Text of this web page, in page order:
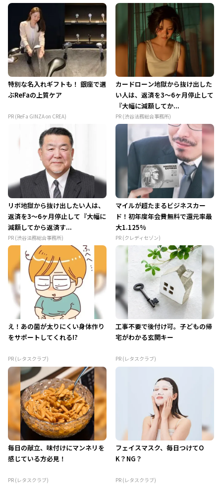
特別な名入れギフトも！ 銀座で選
ぶReFaの上質ケア
PR (ReFa GINZA on CREA)
カードローン地獄から抜け出した
い人は、返済を3～6ヶ月停止して
『大幅に減額してか...
PR (渋谷法務総合事務所)
リボ地獄から抜け出したい人は、
返済を3～6ヶ月停止して『大幅に
減額してから返済す...
PR (渋谷法務総合事務所)
マイルが超たまるビジネスカー
ド！初年度年会費無料で還元率最
大1.125%
PR (クレディセゾン)
え！あの菌が太りにくい身体作り
をサポートしてくれる!?
PR (レタスクラブ)
工事不要で後付け可。子どもの帰
宅がわかる玄関キー
PR (レタスクラブ)
毎日の献立、味付けにマンネリを
感じている方必見！
PR (レタスクラブ)
フェイスマスク、毎日つけてO
K？NG？
PR (レタスクラブ)